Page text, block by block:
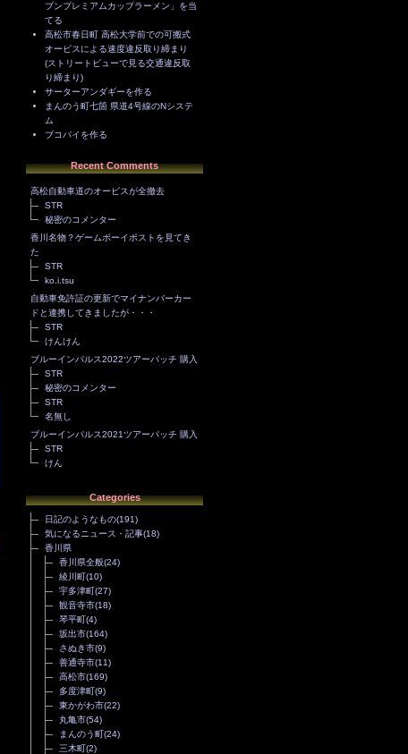
ブンプレミアムカップラーメン」を当
てる
高松市春日町 高松大学前での可搬式
オービスによる速度違反取り締まり
(ストリートビューで見る交通違反取
り締まり)
サーターアンダギーを作る
まんのう町七箇 県道4号線のNシステ
ム
ブコパイを作る
Recent Comments
高松自動車道のオービスが全撤去
STR
秘密のコメンター
香川名物？ゲームボーイポストを見てき
た
STR
ko.i.tsu
自動車免許証の更新でマイナンバーカー
ドと連携してきましたが・・・
STR
けんけん
ブルーインパルス2022ツアーパッチ 購入
STR
秘密のコメンター
STR
名無し
ブルーインパルス2021ツアーパッチ 購入
STR
けん
Categories
日記のようなもの(191)
気になるニュース・記事(18)
香川県
香川県全般(24)
綾川町(10)
宇多津町(27)
観音寺市(18)
琴平町(4)
坂出市(164)
さぬき市(9)
善通寺市(11)
高松市(169)
多度津町(9)
東かがわ市(22)
丸亀市(54)
まんのう町(24)
三木町(2)